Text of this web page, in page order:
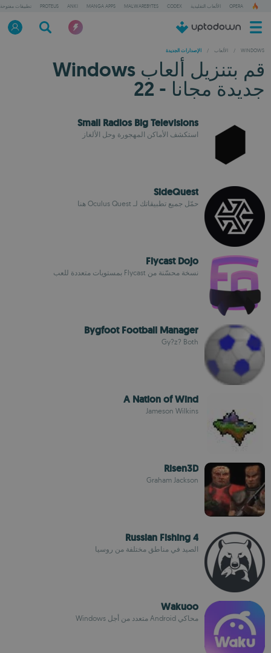
OPERA الألعاب التقليدية CODEX
MALWAREBYTES
MANGA APPS
ANKI
PROTEUS تطبيقات
WINDOWS
/ الألعاب / الإصدارات الجديدة
قم بتنزيل ألعاب Windows
جديدة مجانا - 22
Small Radios Big Televisions
استكشف الأماكن المهجورة وحل الألغاز
SideQuest
حمّل جميع تطبيقاتك لـ Oculus Quest هنا
Flycast Dojo
نسخة محسّنة من Flycast بمستويات متعددة للعب
Bygfoot Football Manager
Gy?z? Both
A Nation of Wind
Jameson Wilkins
Risen3D
Graham Jackson
Russian Fishing 4
الصيد في مناطق مختلفة من روسيا
Wakuoo
محاكي Android متعدد من أجل Windows